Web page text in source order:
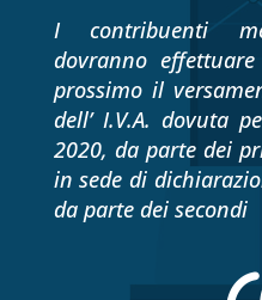
I contribuenti
dovranno
prossimo il
dell’ I.V.A. dovuta
2020, da parte dei
in sede di
da parte dei secondi